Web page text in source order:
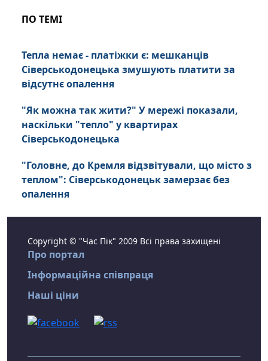
ПО ТЕМІ
Тепла немає - платіжки є: мешканців
Сіверськодонецька змушують платити за
відсутнє опалення
"Як можна так жити?" У мережі показали,
наскільки "тепло" у квартирах
Сіверськодонецька
"Головне, до Кремля відзвітували, що місто з
теплом": Сіверськодонецьк замерзає без
опалення
Copyright © "Час Пік" 2009 Всі права захищені
Про портал
Інформаційна співпраця
Наші ціни